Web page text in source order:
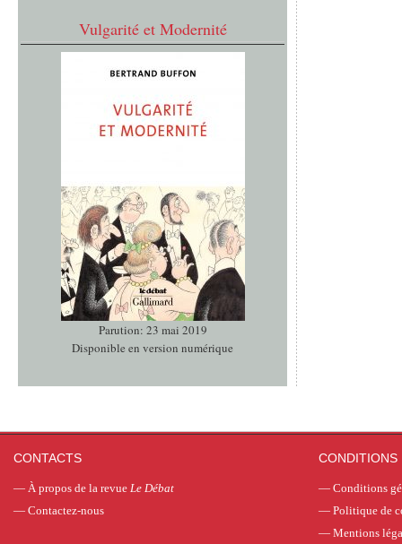
Vulgarité et Modernité
Parution: 23 mai 2019
Disponible en version numérique
CONTACTS
— À propos de la revue Le Débat
— Contactez-nous
CONDITIONS
— Conditions
— Politique de
— Mentions